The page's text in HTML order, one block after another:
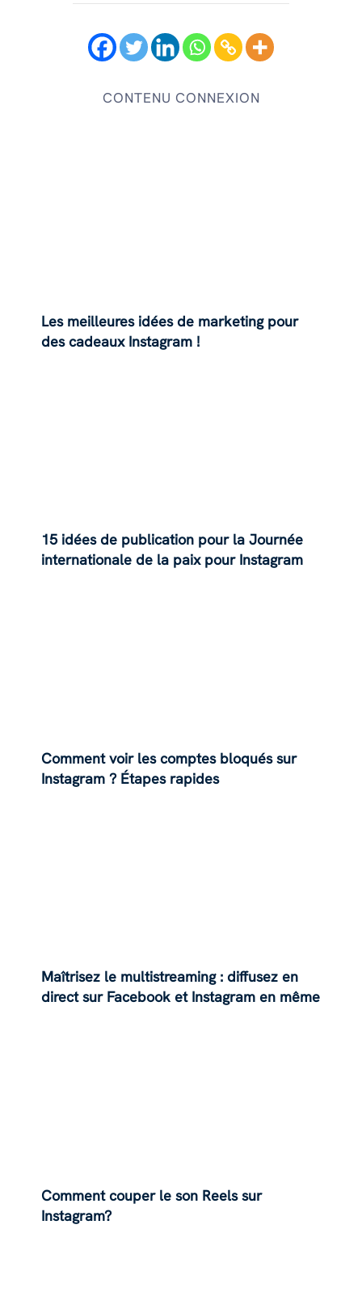
CONTENU CONNEXION
Les meilleures idées de marketing pour
des cadeaux Instagram !
15 idées de publication pour la Journée
internationale de la paix pour Instagram
Comment voir les comptes bloqués sur
Instagram ? Étapes rapides
Maîtrisez le multistreaming : diffusez en
direct sur Facebook et Instagram en même
Comment couper le son Reels sur
Instagram?